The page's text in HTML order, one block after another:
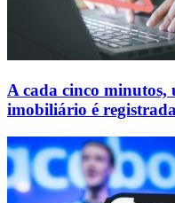
A cada cinco minutos,
imobiliário é